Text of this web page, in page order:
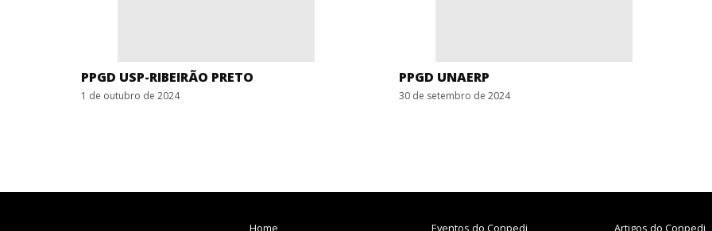
PPGD USP-RIBEIRÃO PRETO
1 de outubro de 2024
PPGD UNAERP
30 de setembro de 2024
Home Eventos do Conpedi Artigos do Conpedi